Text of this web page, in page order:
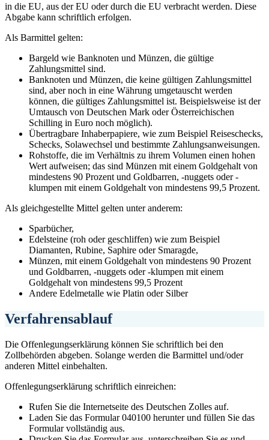
in die EU, aus der EU oder durch die EU verbracht werden. Diese
Abgabe kann schriftlich erfolgen.
Als Barmittel gelten:
Bargeld wie Banknoten und Münzen, die gültige
Zahlungsmittel sind.
Banknoten und Münzen, die keine gültigen Zahlungsmittel
sind, aber noch in eine Währung umgetauscht werden
können, die gültiges Zahlungsmittel ist. Beispielsweise ist der
Umtausch von Deutschen Mark oder Österreichischen
Schilling in Euro noch möglich).
Übertragbare Inhaberpapiere, wie zum Beispiel Reiseschecks,
Schecks, Solawechsel und bestimmte Zahlungsanweisungen.
Rohstoffe, die im Verhältnis zu ihrem Volumen einen hohen
Wert aufweisen; das sind Münzen mit einem Goldgehalt von
mindestens 90 Prozent und Goldbarren, -nuggets oder -
klumpen mit einem Goldgehalt von mindestens 99,5 Prozent.
Als gleichgestellte Mittel gelten unter anderem:
Sparbücher,
Edelsteine (roh oder geschliffen) wie zum Beispiel
Diamanten, Rubine, Saphire oder Smaragde,
Münzen, mit einem Goldgehalt von mindestens 90 Prozent
und Goldbarren, -nuggets oder -klumpen mit einem
Goldgehalt von mindestens 99,5 Prozent
Andere Edelmetalle wie Platin oder Silber
Verfahrensablauf
Die Offenlegungserklärung können Sie schriftlich bei den
Zollbehörden abgeben. Solange werden die Barmittel und/oder
anderen Mittel einbehalten.
Offenlegungserklärung schriftlich einreichen:
Rufen Sie die Internetseite des Deutschen Zolles auf.
Laden Sie das Formular 040100 herunter und füllen Sie das
Formular vollständig aus.